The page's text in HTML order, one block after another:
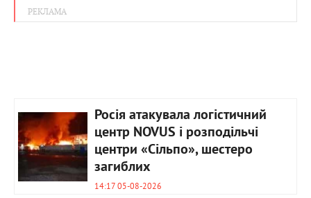
Росія атакувала логістичний
центр NOVUS і розподільчі
центри «Сільпо», шестеро
загиблих
14:17 05-08-2026